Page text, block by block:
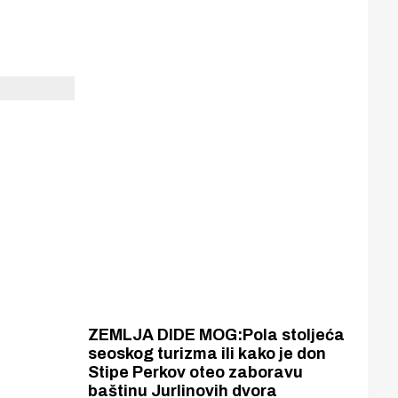
ZEMLJA DIDE MOG:Pola stoljeća
seoskog turizma ili kako je don
Stipe Perkov oteo zaboravu
baštinu Jurlinovih dvora